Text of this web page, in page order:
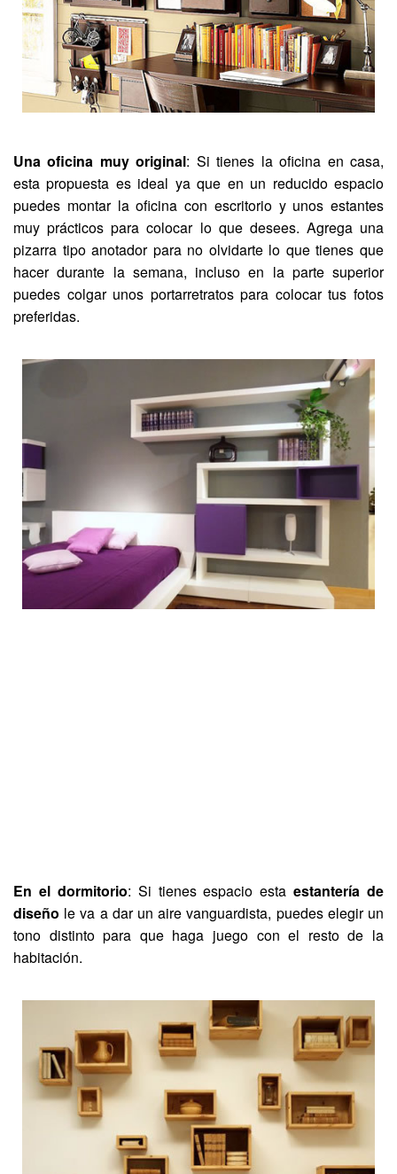
Una oficina muy original: Si tienes la oficina en casa,
esta propuesta es ideal ya que en un reducido espacio
puedes montar la oficina con escritorio y unos estantes
muy prácticos para colocar lo que desees. Agrega una
pizarra tipo anotador para no olvidarte lo que tienes que
hacer durante la semana, incluso en la parte superior
puedes colgar unos portarretratos para colocar tus fotos
preferidas.
En el dormitorio: Si tienes espacio estaestantería de
diseño le va a dar un aire vanguardista, puedes elegir un
tono distinto para que haga juego con el resto de la
habitación.